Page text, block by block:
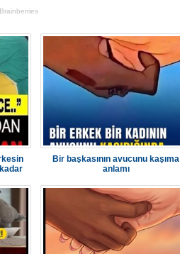
Bir başkasının avucunu kaşıma
anlamı